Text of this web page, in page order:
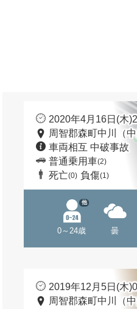
2020年4月16日(木
周智郡森町中川（
車両相互 中破事故
普通乗用車(2)
死亡(0) 負傷(1)
0～24歳
他
曇
2019年12月5日(木
周智郡森町中川（